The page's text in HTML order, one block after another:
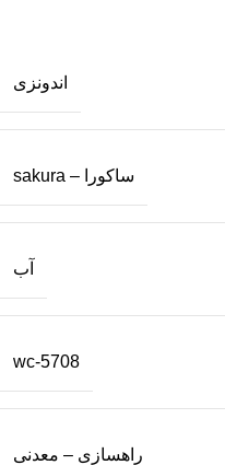
اندونزی
ساکورا – sakura
آب
wc-5708
راهسازی – معدنی